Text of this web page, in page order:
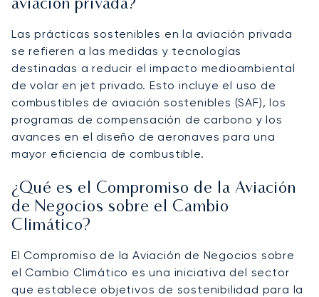
aviación privada?
Las prácticas sostenibles en la aviación privada
se refieren a las medidas y tecnologías
destinadas a reducir el impacto medioambiental
de volar en jet privado. Esto incluye el uso de
combustibles de aviación sostenibles (SAF), los
programas de compensación de carbono y los
avances en el diseño de aeronaves para una
mayor eficiencia de combustible.
¿Qué es el Compromiso de la Aviación
de Negocios sobre el Cambio
Climático?
El Compromiso de la Aviación de Negocios sobre
el Cambio Climático es una iniciativa del sector
que establece objetivos de sostenibilidad para la